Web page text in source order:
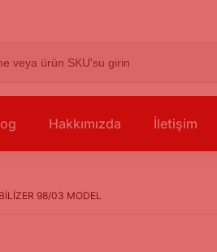
Hakkımızda İletişim
98/03 MODEL